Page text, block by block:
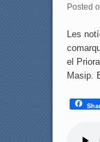
Posted
Les
el
Masip.